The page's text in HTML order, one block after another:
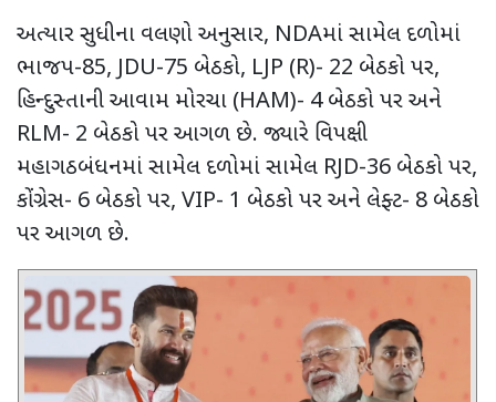
અત્યાર સુધીના વલણો અનુસાર, NDAમાં સામેલ દળોમાં
ભાજપ-85, JDU-75 બેઠકો, LJP (R)- 22 બેઠકો પર,
હિન્દુસ્તાની આવામ મોરચા (HAM)- 4બેઠકો પર અને
RLM- 2 બેઠકો પર આગળ છે. જ્યારે વિપક્ષી
મહાગઠબંધનમાં સામેલ દળોમાં સામેલ RJD-36 બેઠકો પર,
કોંગ્રેસ- 6 બેઠકો પર, VIP- 1 બેઠકો પર અને લેફ્ટ- 8 બેઠકો
પર આગળ છે.